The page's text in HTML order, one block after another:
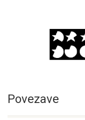
Povezave